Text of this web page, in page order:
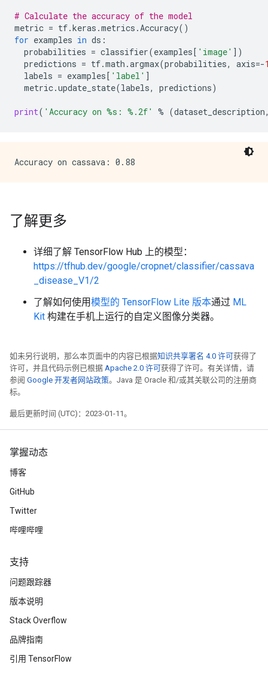
# Calculate the accuracy of the model
metric = tf.keras .metrics .Accuracy()
for examples in ds :
probabilities = classifier(examples [ 'image' ])
predictions = tf.math .argmax(probabilities, axis=-
labels = examples [ 'label' ]
metric.update_state(labels, predictions)
print( 'Accuracy on %s : %.2f' % (dataset_description
了解更多
详细了解 TensorFlow Hub 上的模型：
https://tfhub.dev/google/cropnet/classifier/cassava
_disease_V1/2
了解如何使用模型的 TensorFlow Lite 版本通过 ML
Kit 构建在手机上运行的自定义图像分类器。
如未另行说明，那么本页面中的内容已根据知识共享署名 4.0 许可获得了
许可，并且代码示例已根据 Apache 2.0 许可获得了许可。有关详情，请
参阅 Google 开发者网站政策。Java 是 Oracle 和/或其关联公司的注册商
标。
最后更新时间 (UTC)：2023-01-11。
掌握动态
博客
GitHub
Twitter
哔哩哔哩
支持
问题跟踪器
版本说明
Stack Overflow
品牌指南
引用 TensorFlow